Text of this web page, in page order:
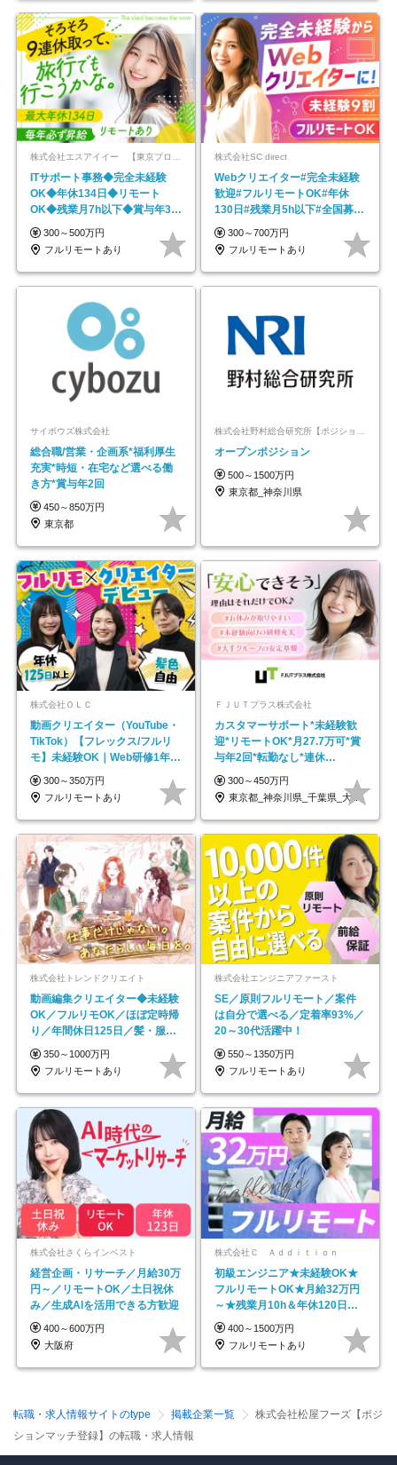
ITサポート事務◆完全未経験
OK◆年休134日◆リモート
OK◆残業月7h以下◆賞与年3回
◆5年目まで必ず昇給
300～500万円
フルリモートあり
株式会社SC direct
Webクリエイター#完全未経験
歓迎#フルリモートOK#年休
130日#残業月5h以下#全国募集
#最大1年の研修
300～700万円
フルリモートあり
サイボウズ株式会社
総合職/営業・企画系*福利厚生
充実*時短・在宅など選べる働
き方*賞与年2回
450～850万円
東京都
オープンポジション
500～1500万円
東京都_神奈川県
株式会社ＯＬＣ
動画クリエイター（YouTube・
TikTok）【フレックス/フルリ
モ】未経験OK｜Web研修1年間
｜副業OK
300～350万円
フルリモートあり
ＦＪＵＴプラス株式会社
カスタマーサポート*未経験歓
迎*リモートOK*月27.7万可*賞
与年2回*転勤なし*連休
OK/ZE010232
300～450万円
東京都_神奈川県_千葉県_大阪府_愛知県…
株式会社トレンドクリエイト
動画編集クリエイター◆未経験
OK／フルリモOK／ほぼ定時帰
り／年間休日125日／髪・服・
ネイル自由／副業OK
350～1000万円
フルリモートあり
株式会社エンジニアファースト
SE／原則フルリモート／案件
は自分で選べる／定着率93%／
20～30代活躍中！
550～1350万円
フルリモートあり
株式会社さくらインベスト
経営企画・リサーチ／月給30万
円～／リモートOK／土日祝休
み／生成AIを活用できる方歓迎
400～600万円
大阪府
株式会社Ｃ Ａｄｄｉｔｉｏｎ
初級エンジニア★未経験OK★
フルリモートOK★月給32万円
～★残業月10h＆年休120日以
上★副業可
400～1500万円
フルリモートあり
転職・求人情報サイトのtype 掲載企業一覧
株式会社松屋フーズ【ポジ
ションマッチ登録】の転職・求人情報